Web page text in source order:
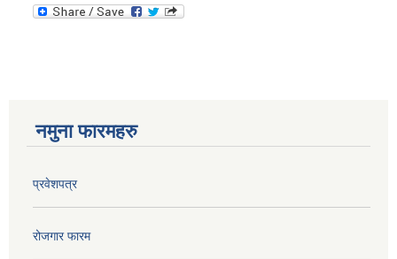
नमुना फारमहरु
प्रवेशपत्र
रोजगार फारम